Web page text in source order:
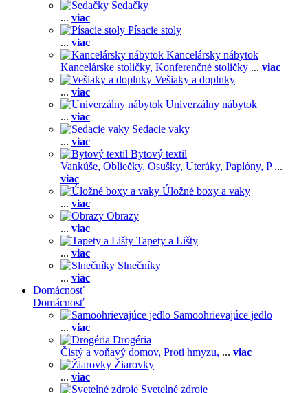
Sedačky
... viac
Písacie stoly
... viac
Kancelársky nábytok
Kancelárske stoličky, Konferenčné stoličky ... viac
Vešiaky a doplnky
... viac
Univerzálny nábytok
... viac
Sedacie vaky
... viac
Bytový textil
Vankúše, Obliečky, Osušky, Uteráky, Paplóny, P ...
viac
Úložné boxy a vaky
... viac
Obrazy
... viac
Tapety a Lišty
... viac
Slnečníky
... viac
Domácnosť
Domácnosť
Samoohrievajúce jedlo
... viac
Drogéria
Čistý a voňavý domov, Proti hmyzu, ... viac
Žiarovky
... viac
Svetelné zdroje